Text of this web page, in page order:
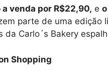
venda por R$22,90, e
parte de uma edição
da Carlo´s Bakery
Shopping